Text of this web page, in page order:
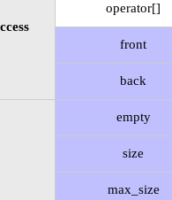
operator[]
front
back
empty
size
max_size